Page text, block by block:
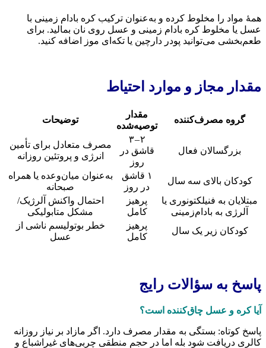
مواد را مخلوط کرده و به‌عنوان ترکیب کره بادام زمینی با
یا مخلوط کره بادام زمینی و عسل روی نان بمالید. برای
می‌توانید پودر دارچین یا تکه‌ای موز اضافه کنید.
مجاز و موارد احتیاط
گروه مصرف‌کننده
مقدار
توصیه‌شده
توضیحات
بزرگسالان فعال
۲ – ۳
قاشق در
روز
مصرف متعادل برای تأمین
انرژی و پروتئین روزانه
کودکان بالای سه سال
۱ قاشق
در روز
به‌عنوان میان‌وعده یا همراه
صبحانه
مبتلایان به فنیلکتونوری یا
آلرژی به بادام‌زمینی
پرهیز
کامل
احتمال واکنش آلرژیک/
مشکل متابولیکی
کودکان زیر یک سال
پرهیز
کامل
خطر بوتولیسم ناشی از
عسل
به سؤالات رایج
کره و عسل چاق‌کننده است؟
کوتاه: بستگی به مقدار مصرف دارد. اگر مازاد بر نیاز روزانه
دریافت شود بله اما در حجم منطقی چربی‌های غیر‌اشباع و